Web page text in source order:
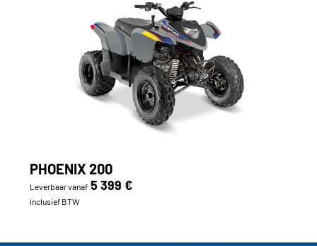
PHOENIX 200
Leverbaar vanaf 5 399 €
inclusief BTW